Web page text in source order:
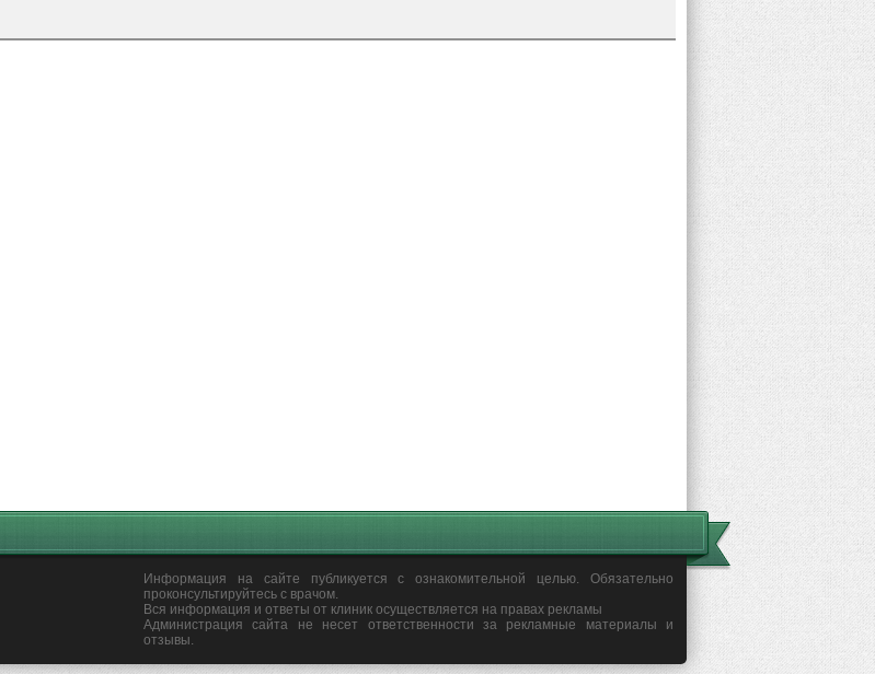
Информация на сайте публикуется с ознакомительной целью. Обязательно
проконсультируйтесь с врачом.
Вся информация и ответы от клиник осуществляется на правах рекламы
Администрация сайта не несет ответственности за рекламные материалы и
отзывы.